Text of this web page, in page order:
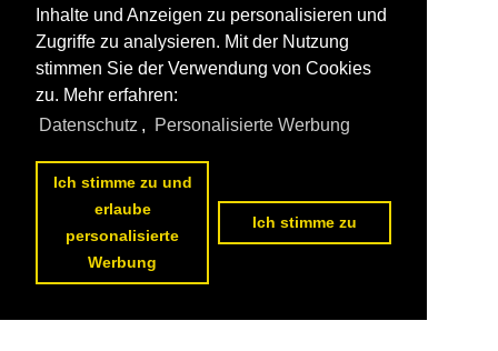
Inhalte und Anzeigen zu personalisieren und
Zugriffe zu analysieren. Mit der Nutzung
stimmen Sie der Verwendung von Cookies
zu. Mehr erfahren:
Datenschutz , Personalisierte Werbung
Ich stimme zu und
erlaube
personalisierte
Werbung
Ich stimme zu